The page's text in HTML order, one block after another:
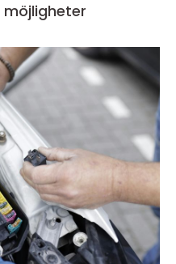
möjligheter